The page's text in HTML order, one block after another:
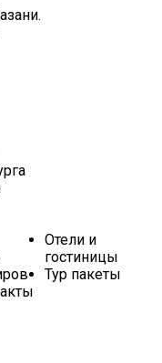
Отели и
гостиницы
Тур пакеты